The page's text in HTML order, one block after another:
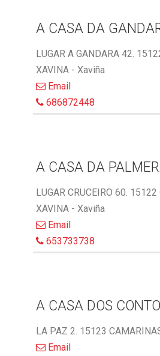
A CASA DA
LUGAR A GANDARA 42.
XAVINA - Xaviña
Email
686872448
A CASA DA
LUGAR CRUCEIRO 60.
XAVINA - Xaviña
Email
653733738
A CASA DOS
LA PAZ 2. 15123
Email